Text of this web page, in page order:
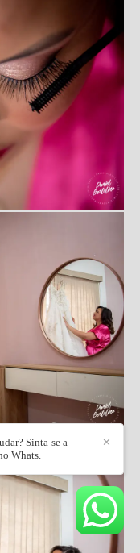
✕
Sinta-se a
Whats.